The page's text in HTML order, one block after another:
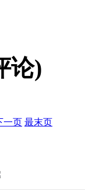
论)
一页 最末页